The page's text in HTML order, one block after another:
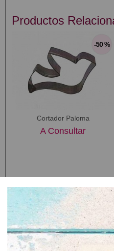
Productos
-50 %
Cortador Paloma
A Consultar